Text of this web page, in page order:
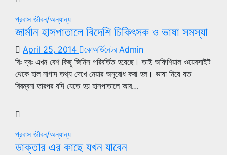
প্রবাস জীবন/অন্যান্য
জার্মান হাসপাতালে বিদেশি চিকিৎসক ও ভাষা সমস্যা
April 25, 2014
কোঅর্ডিনেটর Admin
বিঃ দ্রঃ এখন বেশ কিছু জিনিস পরিবর্তিত হয়েছে। তাই অফিশিয়াল ওয়েবসাইট
থেকে হাল নাগাদ তথ্য দেখে নেয়ার অনুরোধ করা হল। ভাষা নিয়ে যত
বিরম্বনা তারপর যদি যেতে হয় হাসপাতালে আর…
প্রবাস জীবন/অন্যান্য
ডাক্তার এর কাছে যখন যাবেন